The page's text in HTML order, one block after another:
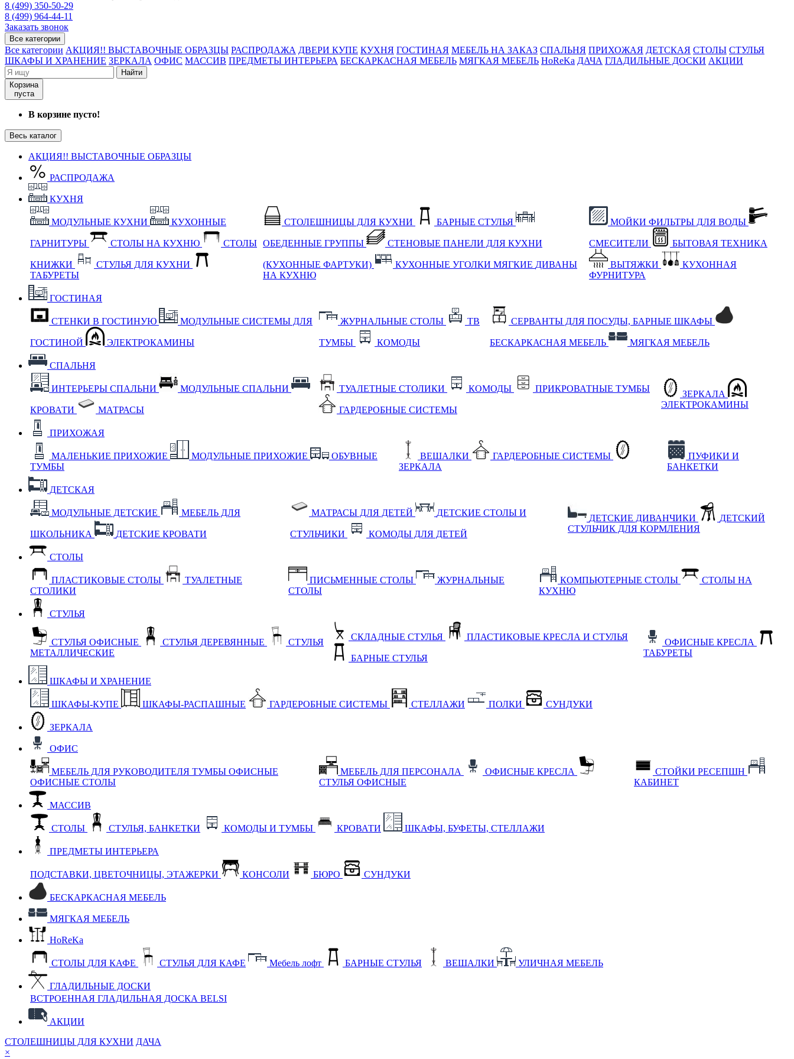
8 (499) 350-50-29
8 (499) 964-44-11
Заказать звонок
Все категории
Все категории АКЦИЯ!! ВЫСТАВОЧНЫЕ ОБРАЗЦЫ РАСПРОДАЖА ДВЕРИ КУПЕ КУХНЯ ГОСТИНАЯ МЕБЕЛЬ НА ЗАКАЗ СПАЛЬНЯ ПРИХОЖАЯ ДЕТСКАЯ СТОЛЫ СТУЛЬЯ
ШКАФЫ И ХРАНЕНИЕ ЗЕРКАЛА ОФИС МАССИВ ПРЕДМЕТЫ ИНТЕРЬЕРА БЕСКАРКАСНАЯ МЕБЕЛЬ МЯГКАЯ МЕБЕЛЬ HoReKa ДАЧА ГЛАДИЛЬНЫЕ ДОСКИ АКЦИИ
Найти
Корзина
пуста
В корзине пусто!
Весь каталог
АКЦИЯ!! ВЫСТАВОЧНЫЕ ОБРАЗЦЫ
РАСПРОДАЖА
КУХНЯ
МОДУЛЬНЫЕ КУХНИ КУХОННЫЕ
ГАРНИТУРЫ СТОЛЫ НА КУХНЮ СТОЛЫ
КНИЖКИ
СТУЛЬЯ ДЛЯ КУХНИ
ТАБУРЕТЫ
СТОЛЕШНИЦЫ ДЛЯ КУХНИ БАРНЫЕ СТУЛЬЯ
ОБЕДЕННЫЕ ГРУППЫ СТЕНОВЫЕ ПАНЕЛИ ДЛЯ КУХНИ
(КУХОННЫЕ ФАРТУКИ) КУХОННЫЕ УГОЛКИ МЯГКИЕ ДИВАНЫ
НА КУХНЮ
МОЙКИ ФИЛЬТРЫ ДЛЯ ВОДЫ
СМЕСИТЕЛИ БЫТОВАЯ ТЕХНИКА
ВЫТЯЖКИ
КУХОННАЯ
ФУРНИТУРА
ГОСТИНАЯ
СТЕНКИ В ГОСТИНУЮ МОДУЛЬНЫЕ СИСТЕМЫ ДЛЯ
ГОСТИНОЙ ЭЛЕКТРОКАМИНЫ
ЖУРНАЛЬНЫЕ СТОЛЫ ТВ
ТУМБЫ КОМОДЫ
СЕРВАНТЫ ДЛЯ ПОСУДЫ, БАРНЫЕ ШКАФЫ
БЕСКАРКАСНАЯ МЕБЕЛЬ МЯГКАЯ МЕБЕЛЬ
СПАЛЬНЯ
ИНТЕРЬЕРЫ СПАЛЬНИ МОДУЛЬНЫЕ СПАЛЬНИ
КРОВАТИ МАТРАСЫ
ТУАЛЕТНЫЕ СТОЛИКИ КОМОДЫ ПРИКРОВАТНЫЕ ТУМБЫ
ГАРДЕРОБНЫЕ СИСТЕМЫ
ЗЕРКАЛА
ЭЛЕКТРОКАМИНЫ
ПРИХОЖАЯ
МАЛЕНЬКИЕ ПРИХОЖИЕ МОДУЛЬНЫЕ ПРИХОЖИЕ
ОБУВНЫЕ
ТУМБЫ
ВЕШАЛКИ
ГАРДЕРОБНЫЕ СИСТЕМЫ
ЗЕРКАЛА
ПУФИКИ И
БАНКЕТКИ
ДЕТСКАЯ
МОДУЛЬНЫЕ ДЕТСКИЕ МЕБЕЛЬ ДЛЯ
ШКОЛЬНИКА ДЕТСКИЕ КРОВАТИ
МАТРАСЫ ДЛЯ ДЕТЕЙ ДЕТСКИЕ СТОЛЫ И
СТУЛЬЧИКИ КОМОДЫ ДЛЯ ДЕТЕЙ
ДЕТСКИЕ ДИВАНЧИКИ
ДЕТСКИЙ
СТУЛЬЧИК ДЛЯ КОРМЛЕНИЯ
СТОЛЫ
ПЛАСТИКОВЫЕ СТОЛЫ
ТУАЛЕТНЫЕ
СТОЛИКИ
ПИСЬМЕННЫЕ СТОЛЫ
ЖУРНАЛЬНЫЕ
СТОЛЫ
КОМПЬЮТЕРНЫЕ СТОЛЫ
СТОЛЫ НА
КУХНЮ
СТУЛЬЯ
СТУЛЬЯ ОФИСНЫЕ СТУЛЬЯ ДЕРЕВЯННЫЕ
СТУЛЬЯ
МЕТАЛЛИЧЕСКИЕ
СКЛАДНЫЕ СТУЛЬЯ ПЛАСТИКОВЫЕ КРЕСЛА И СТУЛЬЯ
БАРНЫЕ СТУЛЬЯ
ОФИСНЫЕ КРЕСЛА
ТАБУРЕТЫ
ШКАФЫ И ХРАНЕНИЕ
ШКАФЫ-КУПЕ ШКАФЫ-РАСПАШНЫЕ ГАРДЕРОБНЫЕ СИСТЕМЫ СТЕЛЛАЖИ ПОЛКИ СУНДУКИ
ЗЕРКАЛА
ОФИС
МЕБЕЛЬ ДЛЯ РУКОВОДИТЕЛЯ ТУМБЫ ОФИСНЫЕ
ОФИСНЫЕ СТОЛЫ
МЕБЕЛЬ ДЛЯ ПЕРСОНАЛА
ОФИСНЫЕ КРЕСЛА
СТУЛЬЯ ОФИСНЫЕ
СТОЙКИ РЕСЕПШН
КАБИНЕТ
МАССИВ
СТОЛЫ СТУЛЬЯ, БАНКЕТКИ КОМОДЫ И ТУМБЫ КРОВАТИ ШКАФЫ, БУФЕТЫ, СТЕЛЛАЖИ
ПРЕДМЕТЫ ИНТЕРЬЕРА
ПОДСТАВКИ, ЦВЕТОЧНИЦЫ, ЭТАЖЕРКИ КОНСОЛИ БЮРО СУНДУКИ
БЕСКАРКАСНАЯ МЕБЕЛЬ
МЯГКАЯ МЕБЕЛЬ
HoReKa
СТОЛЫ ДЛЯ КАФЕ СТУЛЬЯ ДЛЯ КАФЕ Мебель лофт БАРНЫЕ СТУЛЬЯ ВЕШАЛКИ УЛИЧНАЯ МЕБЕЛЬ
ГЛАДИЛЬНЫЕ ДОСКИ
ВСТРОЕННАЯ ГЛАДИЛЬНАЯ ДОСКА BELSI
АКЦИИ
СТОЛЕШНИЦЫ ДЛЯ КУХНИ ДАЧА
×